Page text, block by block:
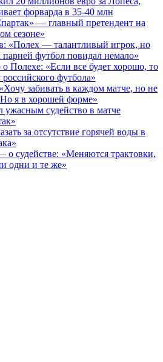
форварда в 35-40 млн
— главный претендент на
сезоне»
«Полех — талантливый игрок, но
парней футбол повидал немало»
Полехе: «Если все будет хорошо, то
футбола»
забивать в каждом матче, но не
Но я в хорошей форме»
ужасным судейство в матче
за отсутствие горячей воды в
судействе: «Меняются трактовки,
одни и те же»